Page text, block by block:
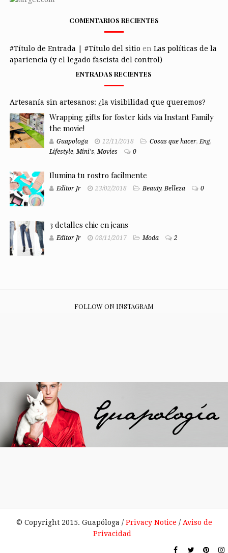
COMENTARIOS RECIENTES
#Título de Entrada | #Título del sitio en Las políticas de la
apariencia (y el legado fascista del control)
ENTRADAS RECIENTES
Artesanía sin artesanos: ¿la visibilidad que queremos?
Wrapping gifts for foster kids via Instant Family
the movie!
Guapologa 12/11/2018 Cosas que hacer,Eng,
Lifestyle,Mini's,Movies 0
Ilumina tu rostro facilmente
Editor Jr 23/02/2018 Beauty,Belleza 0
3 detalles chic en jeans
Editor Jr 08/11/2017 Moda 2
FOLLOW ON INSTAGRAM
© Copyright 2015. Guapóloga / Privacy Notice / Aviso de
Privacidad